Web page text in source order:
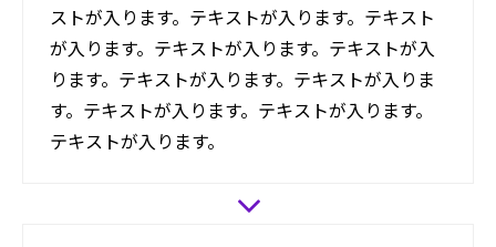
ストが入ります。テキストが入ります。テキスト
が入ります。テキストが入ります。テキストが入
ります。テキストが入ります。テキストが入りま
す。テキストが入ります。テキストが入ります。
テキストが入ります。